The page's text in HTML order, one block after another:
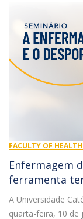
FACULTY OF
Enfermagem
ferramenta
A Universidade
quarta-feira, 10 de